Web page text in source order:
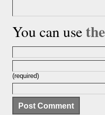
You can use
(required)